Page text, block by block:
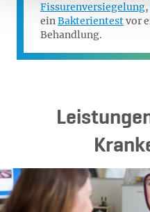
Fissurenversiegelung,
einBakterientestvor
Behandlung.